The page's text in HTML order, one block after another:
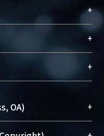
+
為永久珍藏及向國際
術能量，圖書館整合
（AH）不同功能平
scholars。期能整合研
promote researcher
+
Library)
+
OA) +